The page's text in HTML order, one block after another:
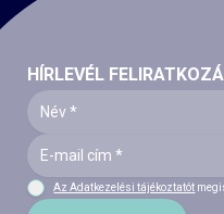
HÍRLEVÉL
Az Adatkezelési tájékoztatót